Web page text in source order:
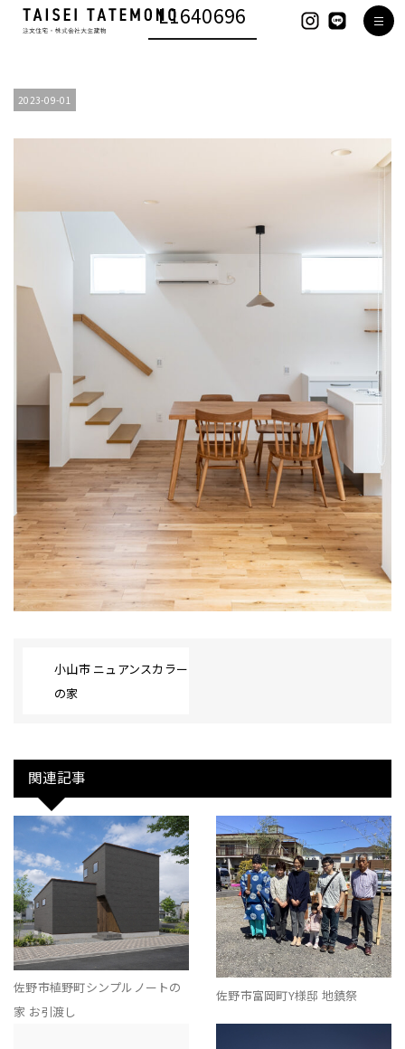
L1640696
2023-09-01
小山市 ニュアンスカラー
の家
関連記事
佐野市植野町シンプルノートの
家 お引渡し
佐野市富岡町Y様邸 地鎮祭